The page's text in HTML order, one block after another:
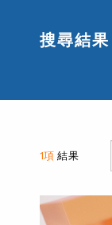
搜尋結
1項結果